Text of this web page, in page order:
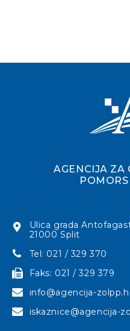
AGENCIJA ZA
Ulica grada
21000 Split
Tel: 021 / 329 370
Faks: 021 / 329 379
info@agencija-
iskaznice@agencija-